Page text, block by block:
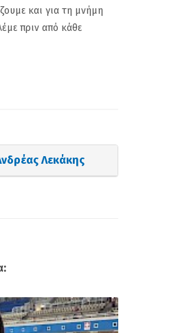
και για τη μνήμη
πριν από κάθε
Λεκάκης